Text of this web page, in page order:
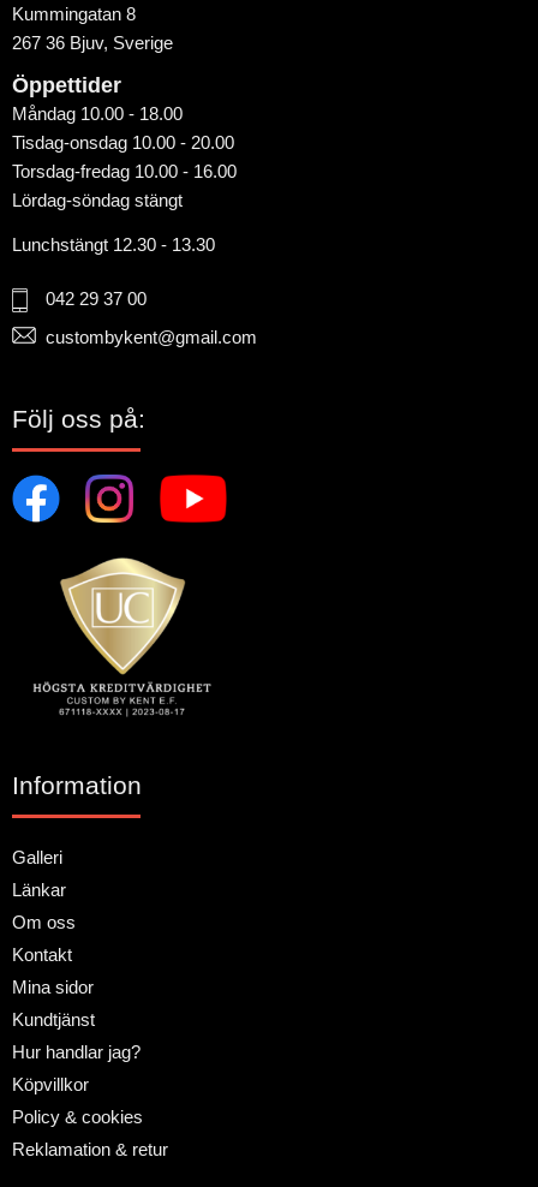
Kummingatan 8
267 36 Bjuv, Sverige
Öppettider
Måndag 10.00 - 18.00
Tisdag-onsdag 10.00 - 20.00
Torsdag-fredag 10.00 - 16.00
Lördag-söndag stängt
Lunchstängt 12.30 - 13.30
042 29 37 00
custombykent@gmail.com
Följ oss på:
Information
Galleri
Länkar
Om oss
Kontakt
Mina sidor
Kundtjänst
Hur handlar jag?
Köpvillkor
Policy & cookies
Reklamation & retur